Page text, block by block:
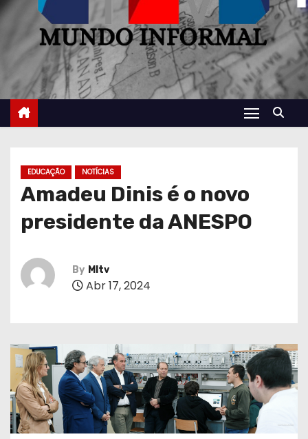
EDUCAÇÃO NOTÍCIAS
Amadeu Dinis é o novo
presidente da ANESPO
By MItv
Abr 17, 2024